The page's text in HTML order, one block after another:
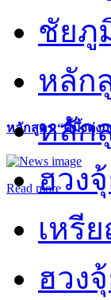
หลักสูตร “คี้มึ้งตุ่ง
Read more
ชัยภู
หลัก
หลัก
ฮวง
เหรี
ฮวง